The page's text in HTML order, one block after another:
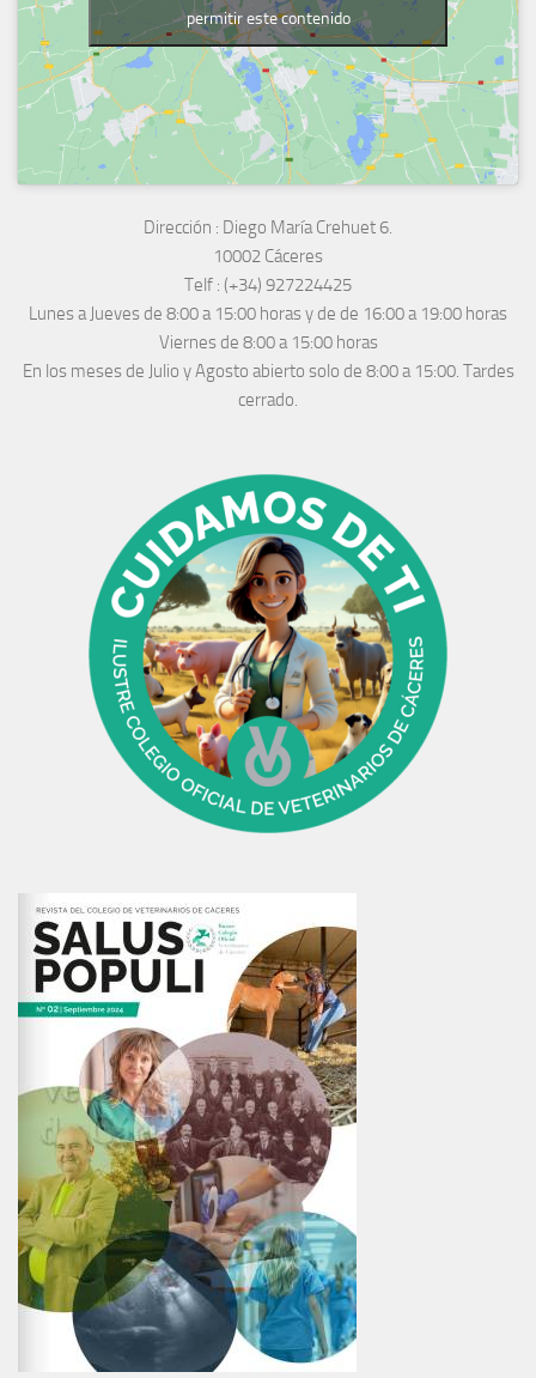
permitir este contenido
Dirección : Diego María Crehuet 6.
10002 Cáceres
Telf : (+34) 927224425
Lunes a Jueves de 8:00 a 15:00 horas y de de 16:00 a 19:00 horas
Viernes de 8:00 a 15:00 horas
En los meses de Julio y Agosto abierto solo de 8:00 a 15:00. Tardes
cerrado.